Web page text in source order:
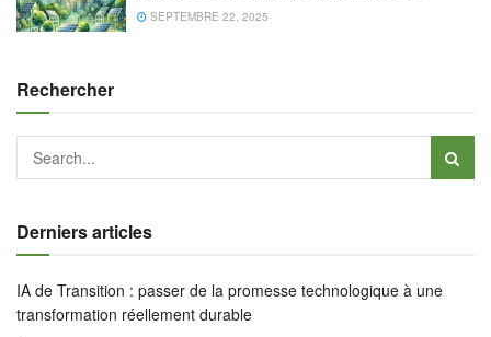
SEPTEMBRE 22, 2025
Rechercher
Derniers articles
IA de Transition : passer de la promesse technologique à une
transformation réellement durable